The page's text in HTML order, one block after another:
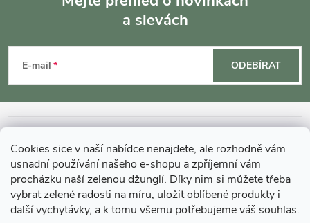
Cookies sice v naší nabídce nenajdete, ale rozhodně vám
usnadní používání našeho e-shopu a zpříjemní vám
procházku naší zelenou džunglí. Díky nim si můžete třeba
vybrat zelené radosti na míru, uložit oblíbené produkty i
další vychytávky, a k tomu všemu potřebujeme váš souhlas.
p
a
a slevách
E-mail ODEBÍRAT
MOHLO BY VÁS ZAJÍMAT
O GARDNERS